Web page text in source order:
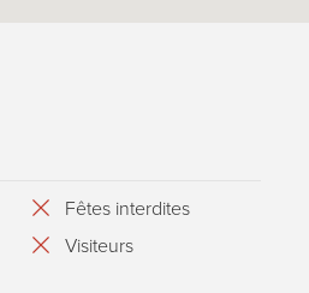
Fêtes interdites
Visiteurs